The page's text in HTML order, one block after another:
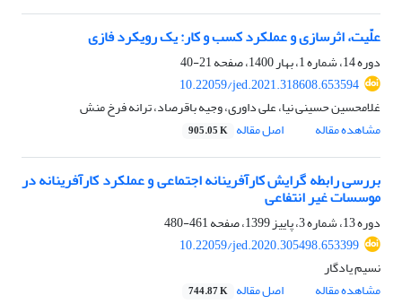
علّیت، اثرسازی و عملکرد کسب و کار: یک رویکرد فازی
دوره 14، شماره 1، بهار 1400، صفحه
21-40
10.22059/jed.2021.318608.653594
غلامحسین حسینی نیا، علی داوری، وجیه باقرصاد، ترانه فرخ منش
مشاهده مقاله
اصل مقاله 905.05 K
بررسی رابطه گرایش کارآفرینانه اجتماعی و عملکرد کارآفرینانه در
موسسات غیر انتفاعی
دوره 13، شماره 3، پاییز 1399، صفحه
461-480
10.22059/jed.2020.305498.653399
نسیم یادگار
مشاهده مقاله
اصل مقاله 744.87 K